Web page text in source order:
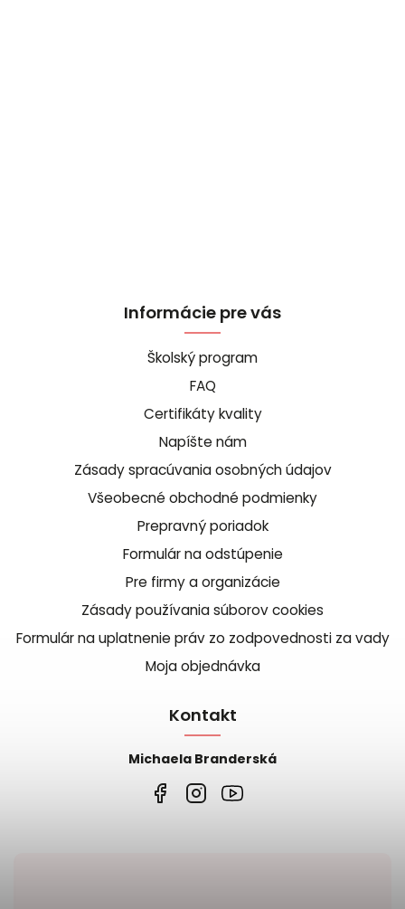
Informácie pre vás
Školský program
FAQ
Certifikáty kvality
Napíšte nám
Zásady spracúvania osobných údajov
Všeobecné obchodné podmienky
Prepravný poriadok
Formulár na odstúpenie
Pre firmy a organizácie
Zásady používania súborov cookies
Formulár na uplatnenie práv zo zodpovednosti za vady
Moja objednávka
Kontakt
Michaela Branderská